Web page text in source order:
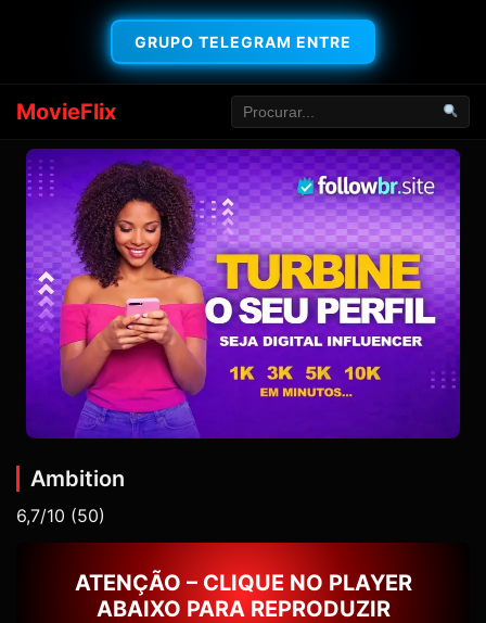
GRUPO TELEGRAM ENTRE
MovieFlix
Ambition
6,7/10 (50)
ATENÇÃO – CLIQUE NO PLAYER
ABAIXO PARA REPRODUZIR